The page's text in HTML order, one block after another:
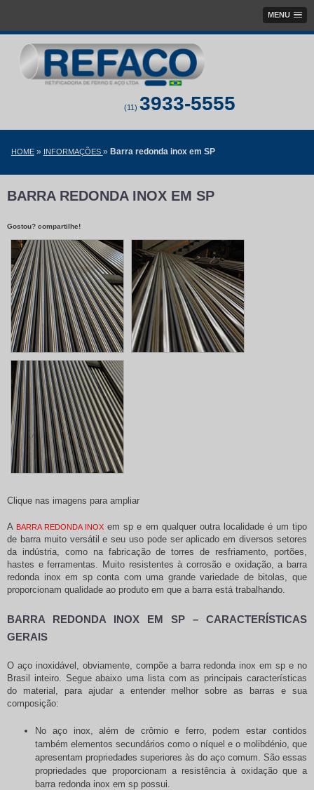
MENU
(11) 3933-5555
HOME» INFORMAÇÕES » Barra redonda inox em SP
BARRA REDONDA INOX EM SP
Gostou? compartilhe!
Clique nas imagens para ampliar
A BARRA REDONDA INOX em sp e em qualquer outra localidade é um tipo
de barra muito versátil e seu uso pode ser aplicado em diversos setores
da indústria, como na fabricação de torres de resfriamento, portões,
hastes e ferramentas. Muito resistentes à corrosão e oxidação, a barra
redonda inox em spconta com uma grande variedade de bitolas, que
proporcionam qualidade ao produto em que a barra está trabalhando.
BARRA REDONDA INOX EM SP – CARACTERÍSTICAS
GERAIS
O aço inoxidável, obviamente, compõe a barra redonda inox em sp e no
Brasil inteiro. Segue abaixo uma lista com as principais características
do material, para ajudar a entender melhor sobre as barras e sua
composição:
No aço inox, além de crômio e ferro, podem estar contidos
também elementos secundários como o níquel e o molibdénio, que
apresentam propriedades superiores às do aço comum. São essas
propriedades que proporcionam a resistência à oxidação que a
barra redonda inox em sp possui.